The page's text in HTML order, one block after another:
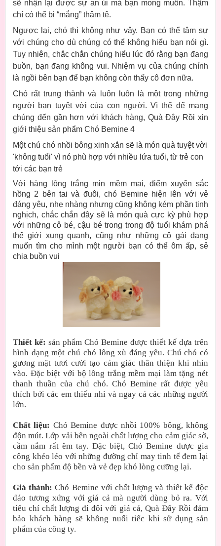
sẽ nhận lại được sự an ủi mà bạn mong muốn. Thậm
chí có thể bị “mắng” thậm tệ.
Ngược lại, chó thì không như vậy. Bạn có thể tâm sự
với chúng cho dù chúng có thể không hiểu bạn nói gì.
Tuy nhiên, chắc chắn chúng hiểu lúc đó rằng bạn đang
buồn, bạn đang không vui. Nhiệm vụ của chúng chính
là ngồi bên bạn để bạn không còn thấy cô đơn nữa.
Chó rất trung thành và luôn luôn là một trong những
người bạn tuyệt vời của con người. Vì thế để mang
chúng đến gần hơn với khách hàng, Quà Đây Rồi xin
giới thiệu sản phẩm Chó Bemine 4
Một chú chó nhồi bông xinh xắn sẽ là món quà tuyệt vời
'không tuổi' vì nó phù hợp với nhiều lứa tuổi, từ trẻ con
tới các bạn trẻ
Với hàng lông trắng mịn mềm mại, điểm xuyến sắc
hồng 2 bên tai và đuôi, chó Bemine hiện lên với vẻ
đáng yêu, nhẹ nhàng nhưng cũng không kém phần tinh
nghịch, chắc chắn đây sẽ là món quà cực kỳ phù hợp
với những cô bé, cậu bé trong trong độ tuổi khám phá
thế giới xung quanh, cũng như những cô gái đang
muốn tìm cho mình một người bạn có thể ôm ấp, sẻ
chia buồn vui
Thiết kế: sản phẩm Chó Bemine được thiết kế dựa trên
hình dạng một chú chó lông xù đáng yêu. Chú chó có
gương mặt tươi cười tạo cảm giác thân thiện khi nhìn
vào. Đặc biệt với bộ lông trắng mềm mại làm tặng nét
thanh thuần của chú chó. Chó Bemine rất được yêu
thích bởi các em thiếu nhi và ngay cả các những người
lớn.
Chất liệu: Chó Bemine được nhồi 100% bông, không
độn mút. Lớp vải bên ngoài chất lượng cho cảm giác sờ,
cầm nắm rất êm tay. Đặc biệt, Chó Bemine được gia
công khéo léo với những đường chỉ may tinh tế đem lại
cho sản phẩm độ bền và vẻ đẹp khó lòng cưỡng lại.
Giá thành:Chó Bemine với chất lượng và thiết kế độc
đáo tương xứng với giá cả mà người dùng bỏ ra. Với
tiêu chí chất lượng đi đôi với giá cả, Quà Đây Rồi đảm
bảo khách hàng sẽ không nuối tiếc khi sử dụng sản
phẩm của công ty.